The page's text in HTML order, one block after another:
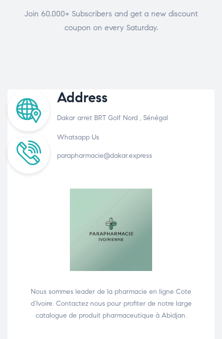
Join 60.000+ Subscribers and get a new discount
coupon on every Saturday.
Address
Dakar arret BRT Golf Nord , Sénégal
Whatsapp Us
parapharmacie@dakar.express
Nous sommes leader de la pharmacie en ligne Cote
d’Ivoire. Contactez nous pour profiter de notre large
catalogue de produit pharmaceutique à Abidjan.